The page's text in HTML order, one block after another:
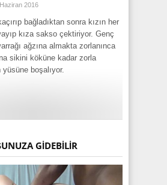
2016
bağladıktan sonra kızın her
kıza sakso çektiriyor. Genç
ağzına almakta zorlanınca
sikini köküne kadar zorla
boşalıyor.
GIDEBILIR